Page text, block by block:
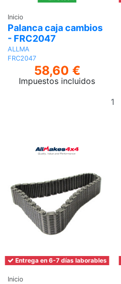
Inicio
Palanca caja cambios
- FRC2047
ALLMA
FRC2047
58,60 €
Impuestos incluidos
Entrega en 6-7 días laborables
Inicio